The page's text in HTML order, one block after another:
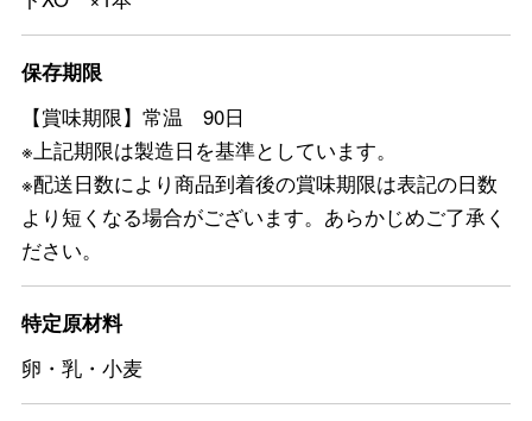
保存期限
【賞味期限】常温 90日
※上記期限は製造日を基準としています。
※配送日数により商品到着後の賞味期限は表記の日数
より短くなる場合がございます。あらかじめご了承く
ださい。
特定原材料
卵・乳・小麦